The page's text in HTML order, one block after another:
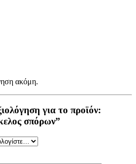
ακόμη.
για το προϊόν:
σπόρων”